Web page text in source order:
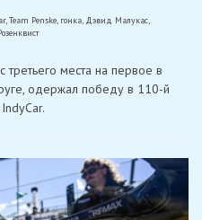
,Team Penske, гонка, Дэвид Малукас
третьего места на первое в
одержал победу в 110-й